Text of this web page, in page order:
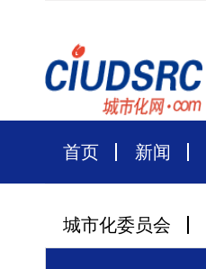
首页 新闻
城市化委员会